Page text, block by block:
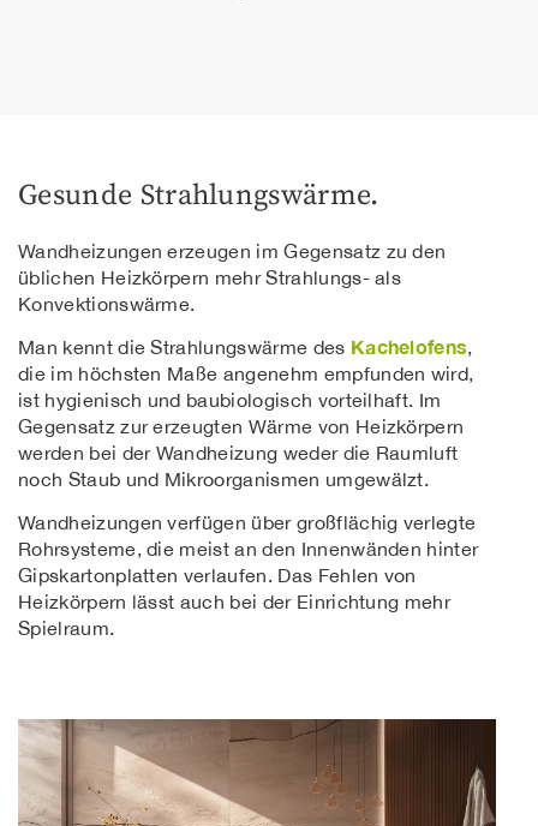
Gesunde Strahlungswärme.
Wandheizungen erzeugen im Gegensatz zu den
üblichen Heizkörpern mehr Strahlungs- als
Konvektionswärme.
Man kennt die Strahlungswärme des Kachelofens,
die im höchsten Maße angenehm empfunden wird,
ist hygienisch und baubiologisch vorteilhaft. Im
Gegensatz zur erzeugten Wärme von Heizkörpern
werden bei der Wandheizung weder die Raumluft
noch Staub und Mikroorganismen umgewälzt.
Wandheizungen verfügen über großflächig verlegte
Rohrsysteme, die meist an den Innenwänden hinter
Gipskartonplatten verlaufen. Das Fehlen von
Heizkörpern lässt auch bei der Einrichtung mehr
Spielraum.